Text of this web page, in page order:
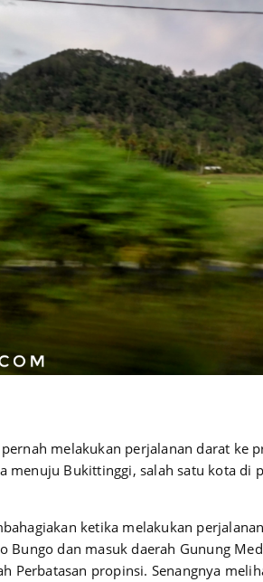
melakukan perjalanan darat ke
menuju Bukittinggi, salah satu kota di
ketika melakukan
Bungo dan masuk daerah Gunung
Perbatasan propinsi. Senangnya